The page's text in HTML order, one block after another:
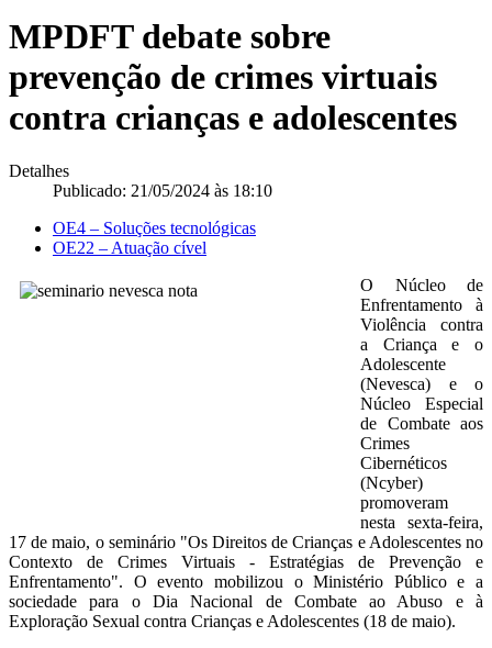
MPDFT debate sobre
prevenção de crimes virtuais
contra crianças e adolescentes
Detalhes
Publicado: 21/05/2024 às 18:10
OE4 – Soluções tecnológicas
OE22 – Atuação cível
O Núcleo de
Enfrentamento à
Violência contra
a Criança e o
Adolescente
(Nevesca) e o
Núcleo Especial
de Combate aos
Crimes
Cibernéticos
(Ncyber)
promoveram
nesta sexta-feira,
17 de maio, o seminário "Os Direitos de Crianças e Adolescentes no
Contexto de Crimes Virtuais - Estratégias de Prevenção e
Enfrentamento". O evento mobilizou o Ministério Público e a
sociedade para o Dia Nacional de Combate ao Abuso e à
Exploração Sexual contra Crianças e Adolescentes (18 de maio).